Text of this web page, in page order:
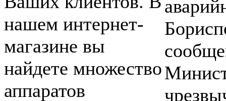
нашем интернет-
магазине вы
найдете множество
аппаратов